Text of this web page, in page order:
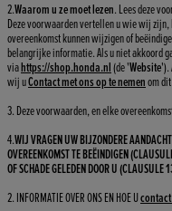
2.Waarom u ze moet lezen. Lees deze
Deze voorwaarden vertellen u wie wij
overeenkomst kunnen wijzigen of
belangrijke informatie. Als u niet akkoord
viahttps://shop.honda.nl(de 'Website').
wij uContact met ons op te nemenom
3. Deze voorwaarden, en elke
4.WIJ VRAGEN UW BIJZONDERE
OVEREENKOMST TE BEËINDIGEN
OF SCHADE GELEDEN DOOR U (CLAUSULE
2. INFORMATIE OVER ONS EN HOE U